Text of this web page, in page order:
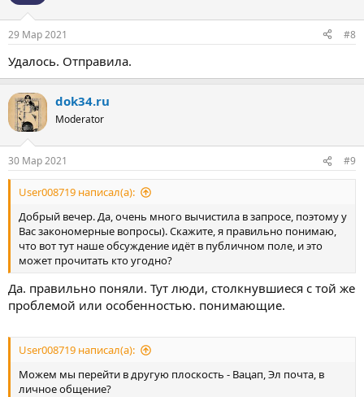
29 Мар 2021 #8
Удалось. Отправила.
dok34.ru
Moderator
30 Мар 2021 #9
User008719 написал(а):
Добрый вечер. Да, очень много вычистила в запросе, поэтому у
Вас закономерные вопросы). Скажите, я правильно понимаю,
что вот тут наше обсуждение идёт в публичном поле, и это
может прочитать кто угодно?
Да. правильно поняли. Тут люди, столкнувшиеся с той же
проблемой или особенностью. понимающие.
User008719 написал(а):
Можем мы перейти в другую плоскость - Вацап, Эл почта, в
личное общение?